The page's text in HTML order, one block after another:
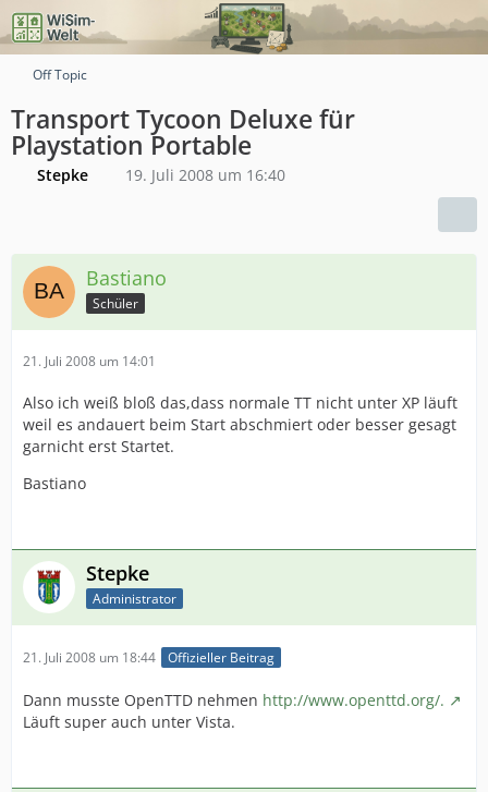
Off Topic
Transport Tycoon Deluxe für
Playstation Portable
Stepke 19. Juli 2008 um 16:40
Bastiano
Schüler
21. Juli 2008 um 14:01
Also ich weiß bloß das,dass normale TT nicht unter XP läuft
weil es andauert beim Start abschmiert oder besser gesagt
garnicht erst Startet.
Bastiano
Stepke
Administrator
21. Juli 2008 um 18:44 Offizieller Beitrag
Dann musste OpenTTD nehmen http://www.openttd.org/.
Läuft super auch unter Vista.